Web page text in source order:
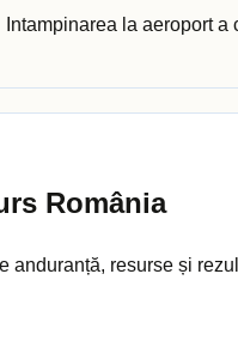
Intampinarea la aeroport
România
anduranță, resurse și